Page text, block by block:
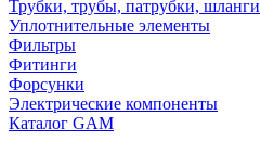
Трубки, трубы, патрубки, шланги
Уплотнительные элементы
Фильтры
Фитинги
Форсунки
Электрические компоненты
Каталог GAM